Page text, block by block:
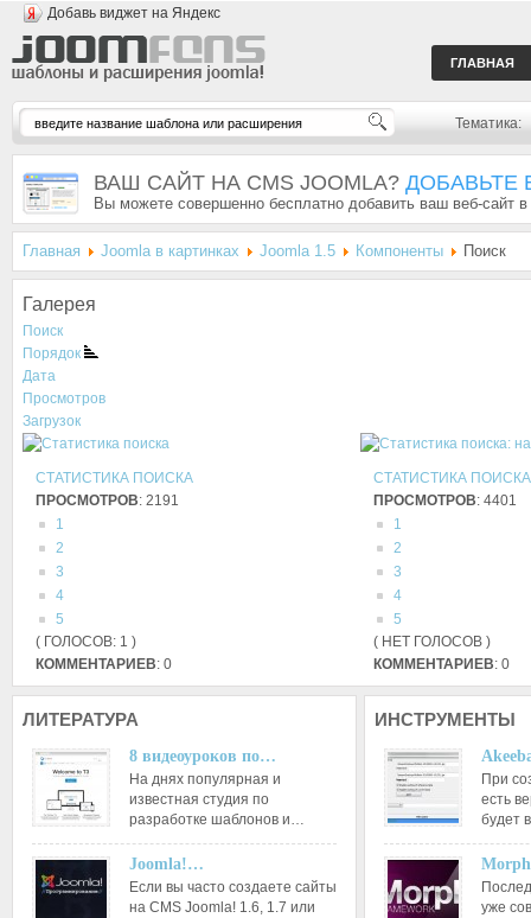
Добавь виджет на Яндекс
ГЛАВНАЯ
Тематика:
ВАШ САЙТ НА CMS JOOMLA? ДОБАВЬТЕ
Вы можете совершенно бесплатно добавить ваш веб-сайт
Главная Joomla в картинках Joomla 1.5 Компоненты Поиск
Галерея
Поиск
Порядок
Дата
Просмотров
Загрузок
СТАТИСТИКА ПОИСКА
ПРОСМОТРОВ: 2191
1
2
3
4
5
( ГОЛОСОВ: 1 )
КОММЕНТАРИЕВ: 0
СТАТИСТИКА
ПРОСМОТРОВ: 4401
1
2
3
4
5
( НЕТ ГОЛОСОВ )
КОММЕНТАРИЕВ: 0
ЛИТЕРАТУРА
8 видеоуроков по…
На днях популярная и
известная студия по
разработке шаблонов и…
Joomla!…
Если вы часто создаете сайты
на CMS Joomla! 1.6, 1.7 или
ИНСТРУМЕНТЫ
При
есть
будет
уже